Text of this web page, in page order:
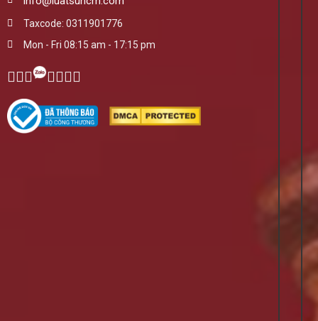
Taxcode: 0311901776
Mon - Fri 08:15 am - 17:15 pm